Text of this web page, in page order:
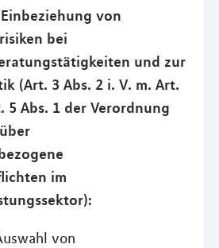
von
bei
und zur
(Art. 3 Abs. 2 i. V. m. Art.
5 Abs. 1 der Verordnung
im
von